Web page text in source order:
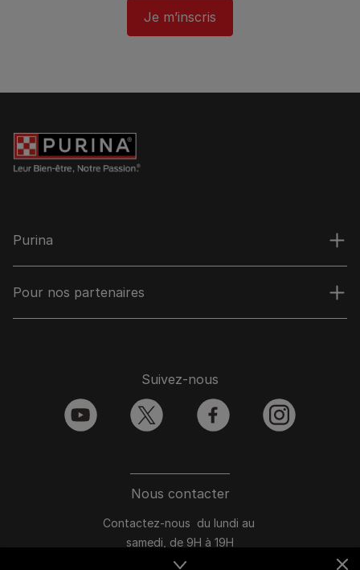
Je m’inscris
Purina
Pour nos partenaires
Nous contacter
Contactez-nous du lundi au
samedi, de 9H à 19H
Suivez-nous
youtube twitter facebook instagram